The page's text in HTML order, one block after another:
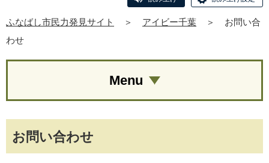
ふなばし市民力発見サイト ＞ アイビー千葉 ＞
お問い合
わせ
お問い合わせ
Menu